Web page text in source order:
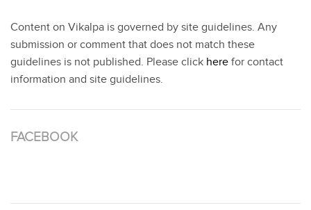
Content on Vikalpa is governed by site guidelines. Any
submission or comment that does not match these
guidelines is not published. Please click here for contact
information and site guidelines.
FACEBOOK